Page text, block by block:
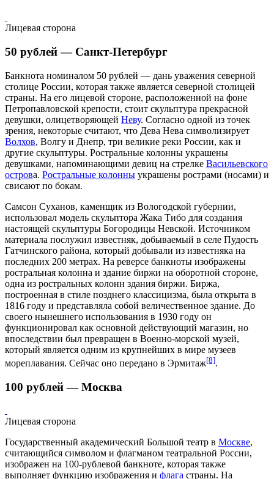
Лицевая сторона
50 рублей — Санкт-Петербург
Банкнота номиналом 50 рублей — дань уважения северной
столице России, которая также является северной столицей
страны. На его лицевой стороне, расположенной на фоне
Петропавловской крепости, стоит скульптура прекрасной
девушки, олицетворяющей Неву. Согласно одной из точек
зрения, некоторые считают, что Дева Нева символизирует
Волхов, Волгу и Днепр, три великие реки России, как и
другие скульптуры. Ростральные колонны украшены
девушками, напоминающими девиц на стрелке Васильевского
острова. Ростральные колонны украшены рострами (носами) и
свисают по бокам.
Самсон Суханов, каменщик из Вологодской губернии,
использовал модель скульптора Жака Тибо для создания
настоящей скульптуры Богородицы Невской. Источником
материала послужил известняк, добываемый в селе Пудость
Гатчинского района, который добывали из известняка на
последних 200 метрах. На реверсе банкноты изображены
ростральная колонна и здание биржи на оборотной стороне,
одна из ростральных колонн здания биржи. Биржа,
построенная в стиле позднего классицизма, была открыта в
1816 году и представляла собой величественное здание. До
своего нынешнего использования в 1930 году он
функционировал как основной действующий магазин, но
впоследствии был превращен в Военно-морской музей,
который является одним из крупнейших в мире музеев
мореплавания. Сейчас оно передано в Эрмитаж[8].
100 рублей — Москва
Лицевая сторона
Государственный академический Большой театр в Москве,
считающийся символом и флагманом театральной России,
изображен на 100-рублевой банкноте, которая также
выполняет функцию изображения и флага страны. На